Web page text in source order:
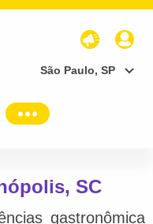
São Paulo, SP
SC
gastronômica